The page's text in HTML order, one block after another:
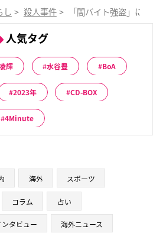
し > 殺人事件 > 「闇バイト強盗」に
人気タグ
輝 水谷豊 BoA
2023年 CD-BOX
4Minute
海外 スポーツ
コラム 占い
ンタビュー 海外ニュース